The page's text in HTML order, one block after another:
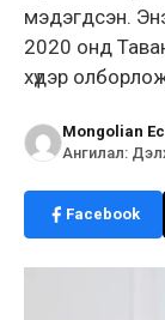
мэдэгдсэн.
2020 онд
хүдэр
Mongolian
Ангилал:
Facebook